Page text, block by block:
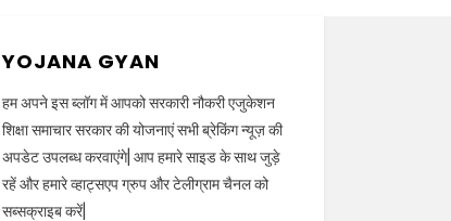
YOJANA GYAN
हम अपने इस ब्लॉग में आपको सरकारी नौकरी एजुकेशन
शिक्षा समाचार सरकार की योजनाएं सभी ब्रेकिंग न्यूज़ की
अपडेट उपलब्ध करवाएंगे| आप हमारे साइड के साथ जुड़े
रहें और हमारे व्हाट्सएप ग्रुप और टेलीग्राम चैनल को
सब्सक्राइब करें|